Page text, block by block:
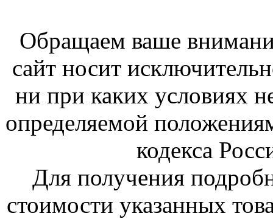
Обращаем ваше
сайт носит
ни при каких условиях
определяемой
кодекса
Для получения
стоимости указанных